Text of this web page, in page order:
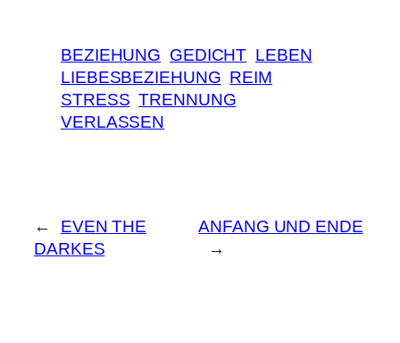
BEZIEHUNG GEDICHT LEBEN
LIEBESBEZIEHUNG REIM
STRESS TRENNUNG
VERLASSEN
←
EVEN THE
DARKES
ANFANG UND ENDE
→